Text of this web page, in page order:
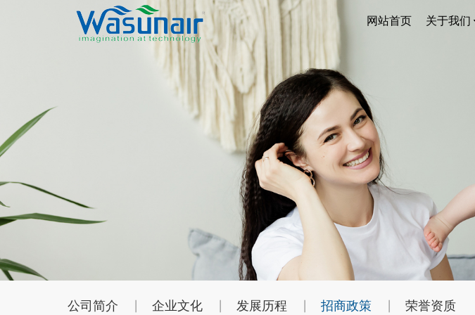
网站首页 关于我们
公司简介 企业文化 发展历程 招商政策 荣誉资质